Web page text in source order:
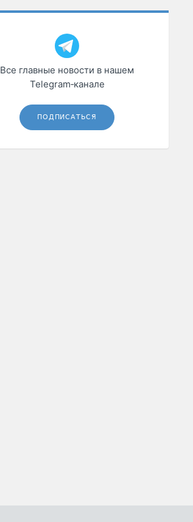
Все главные новости в нашем
Telegram‑канале
ПОДПИСАТЬСЯ